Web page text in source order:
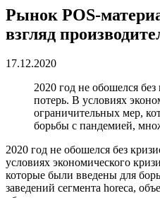
Рынок POS-
взгляд
17.12.2020
2020 год не обошелся
потерь. В условиях
ограничительных мер,
борьбы с пандемией,
2020 год не обошелся без
условиях экономического
которые были введены для
заведений сегмента horeca,